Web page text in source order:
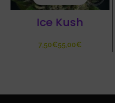
Ice Kush
€ €